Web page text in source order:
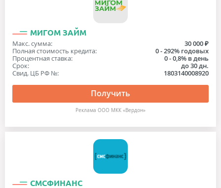
МИГОМ ЗАЙМ
Макс. сумма:
30 000 ₽
Полная стоимость кредита:
0 - 292% годовых
Процентная ставка:
0 - 0,8% в день
Срок:
до 30 дн.
Свид. ЦБ РФ №:
1803140008920
Получить
Реклама ООО МКК «Вердон»
СМСФИНАНС